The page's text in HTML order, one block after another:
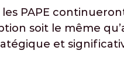
PAPE
soit le même
et